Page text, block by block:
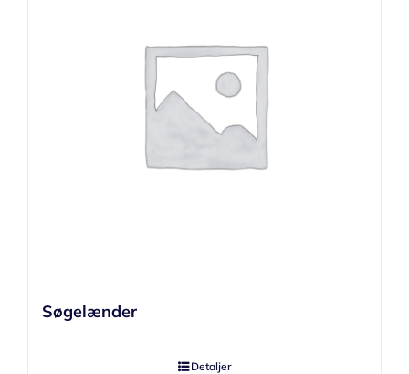
Søgelænder
Detaljer